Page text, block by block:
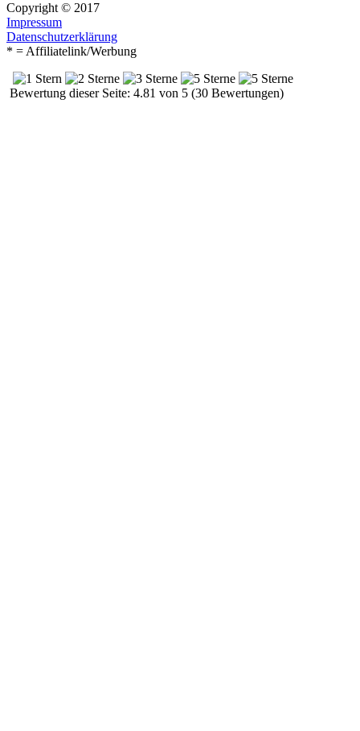
Copyright © 2017
Impressum
Datenschutzerklärung
* = Affiliatelink/Werbung
Bewertung dieser Seite: 4.81 von 5 (30 Bewertungen)